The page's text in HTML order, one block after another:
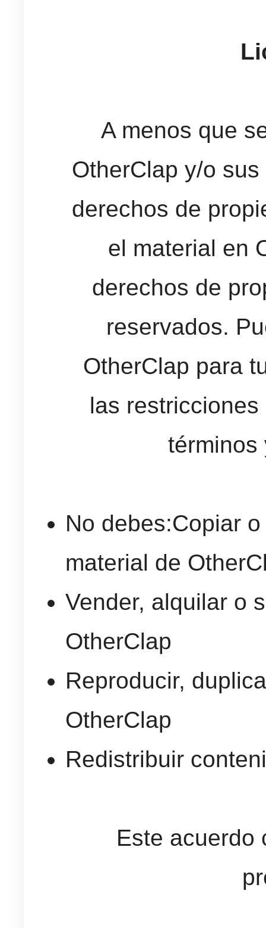
A menos que
OtherClap y/o
derechos de
el material en
derechos de
reservados.
OtherClap para
las
términos
No debes:Copiar
material de
Vender, alquilar o
OtherClap
Reproducir,
OtherClap
Redistribuir
Este acuerdo